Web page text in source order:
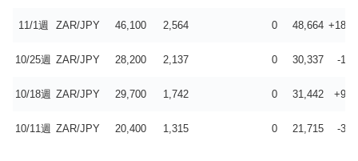
11/1週 ZAR/JPY 46,100 2,564 0 48,664
10/25週 ZAR/JPY 28,200 2,137 0 30,337 -
10/18週 ZAR/JPY 29,700 1,742 0 31,442
10/11週 ZAR/JPY 20,400 1,315 0 21,715 -